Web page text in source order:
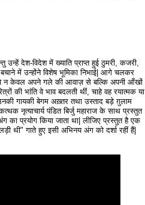
उन्हें देश-विदेश में ख्याति प्राप्त हुई ठुमरी, कजरी,
में उन्होंने विशेष भूमिका निभाई| आगे चलकर
वे न केवल अपने गले की आवाज़ से बल्कि अपनी आँखों
की भांति वे भाव बदलती थीं, चाहे वह रयात्मक या
गायकी बेगम अख़्तर तथा उस्ताद बड़े ग़ुलाम
नृत्याचार्य पंडित बिर्जु महाराज के साथ प्रस्तुत
प्रयोग किया जाता था| लीजिए प्रस्तुत है एक
थी" गाते हुए इसी अभिनय अंग को दर्शा रहीं हैं|